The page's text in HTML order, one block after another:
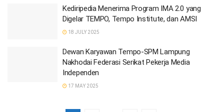
Kediripedia Menerima Program IMA 2.0 yang
Digelar TEMPO, Tempo Institute, dan AMSI
18 JULY 2025
Dewan Karyawan Tempo-SPM Lampung
Nakhodai Federasi Serikat Pekerja Media
Independen
17 MAY 2025